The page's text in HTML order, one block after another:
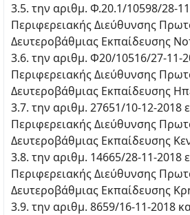
3.5. την αριθμ. Φ.20.1/10598/28-
Περιφερειακής Διεύθυνσης
Δευτεροβάθμιας Εκπαίδευσης
3.6. την αριθμ. Φ20/10516/27-11-
Περιφερειακής Διεύθυνσης
Δευτεροβάθμιας Εκπαίδευσης
3.7. την αριθμ. 27651/10-12-2018
Περιφερειακής Διεύθυνσης
Δευτεροβάθμιας Εκπαίδευσης
3.8. την αριθμ. 14665/28-11-2018
Περιφερειακής Διεύθυνσης
Δευτεροβάθμιας Εκπαίδευσης
3.9. την αριθμ. 8659/16-11-2018